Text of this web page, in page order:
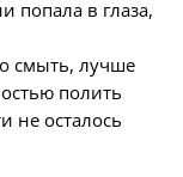
попала в глаза,
смыть, лучше
полить
не осталось